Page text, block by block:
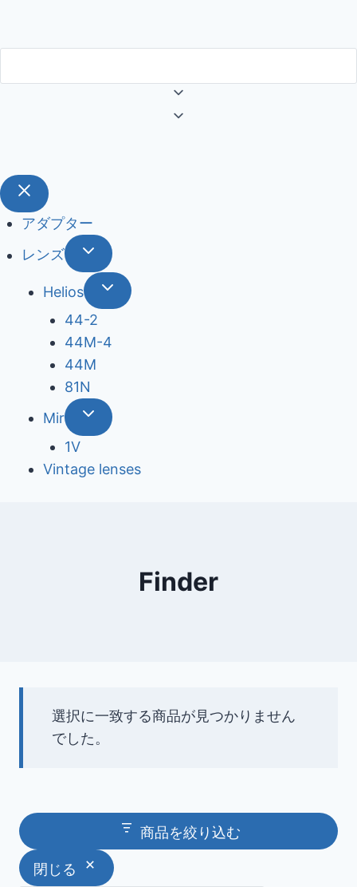
アダプター
レンズ
Helios
44-2
44М-4
44М
81N
Mir
1V
Vintage lenses
Finder
選択に一致する商品が見つかりません
でした。
商品を絞り込む
閉じる